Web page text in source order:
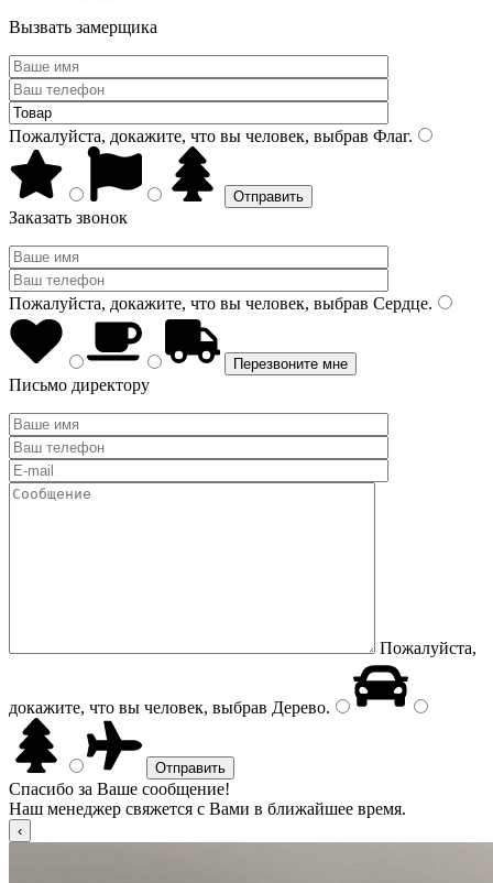
Вызвать замерщика
Пожалуйста, докажите, что вы человек, выбрав Флаг.
Заказать звонок
Пожалуйста, докажите, что вы человек, выбрав Сердце.
Письмо директору
Пожалуйста,
докажите, что вы человек, выбрав Дерево.
Спасибо за Ваше сообщение!
Наш менеджер свяжется с Вами в ближайшее время.